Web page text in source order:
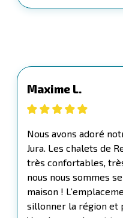
Maxime L.
Nous avons adoré
Jura. Les chalets de
très confortables,
nous nous sommes
maison !
sillonner la région et